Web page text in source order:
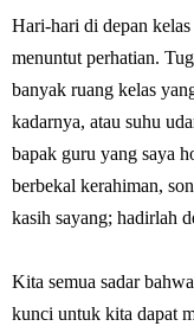
Hari-hari di depan
menuntut perhatian.
banyak ruang kelas
kadarnya, atau suhu
bapak guru yang saya
berbekal kerahiman,
kasih sayang; hadirlah
Kita semua sadar
kunci untuk kita dapat